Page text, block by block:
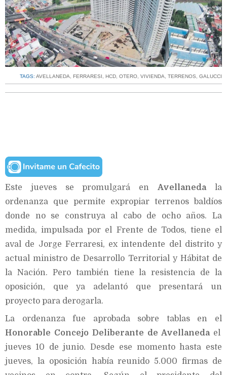
TAGS: AVELLANEDA, FERRARESI , HCD, OTERO, VIVIENDA, TERRENOS, GALUCCI
Este jueves se promulgará enAvellanedala
ordenanza que permite expropiar terrenos baldíos
donde no se construya al cabo de ocho años. La
medida, impulsada por el Frente de Todos, tiene el
aval de Jorge Ferraresi, ex intendente del distrito y
actual ministro de Desarrollo Territorial y Hábitat de
la Nación. Pero también tiene la resistencia de la
oposición, que ya adelantó que presentará un
proyecto para derogarla.
La ordenanza fue aprobada sobre tablas en el
Honorable Concejo Deliberante de Avellanedael
jueves 10 de junio. Desde ese momento hasta este
jueves, la oposición había reunido 5.000 firmas de